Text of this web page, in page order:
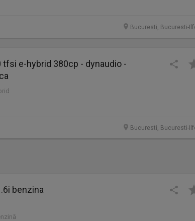
Bucuresti, Bucuresti-
tfsi e-hybrid 380cp - dynaudio -
Bucuresti, Bucuresti-
benzina